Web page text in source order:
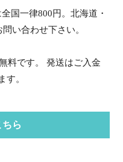
国一律800円。北海道・
い合わせ下さい。
料です。 発送はご入金
す。
ら